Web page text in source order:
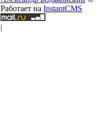
Работает на InstantCMS
|